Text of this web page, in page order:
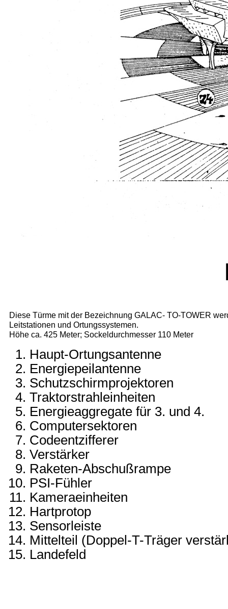
Diese Türme mit der Bezeichnung GALAC- TO-TOWER
Leitstationen und Ortungssystemen.
Höhe ca. 425 Meter; Sockeldurchmesser 110 Meter
Haupt-Ortungsantenne
Energiepeilantenne
Schutzschirmprojektoren
Traktorstrahleinheiten
Energieaggregate für 3. und 4.
Computersektoren
Codeentzifferer
Verstärker
Raketen-Abschußrampe
PSI-Fühler
Kameraeinheiten
Hartprotop
Sensorleiste
Mittelteil (Doppel-T-Träger
Landefeld